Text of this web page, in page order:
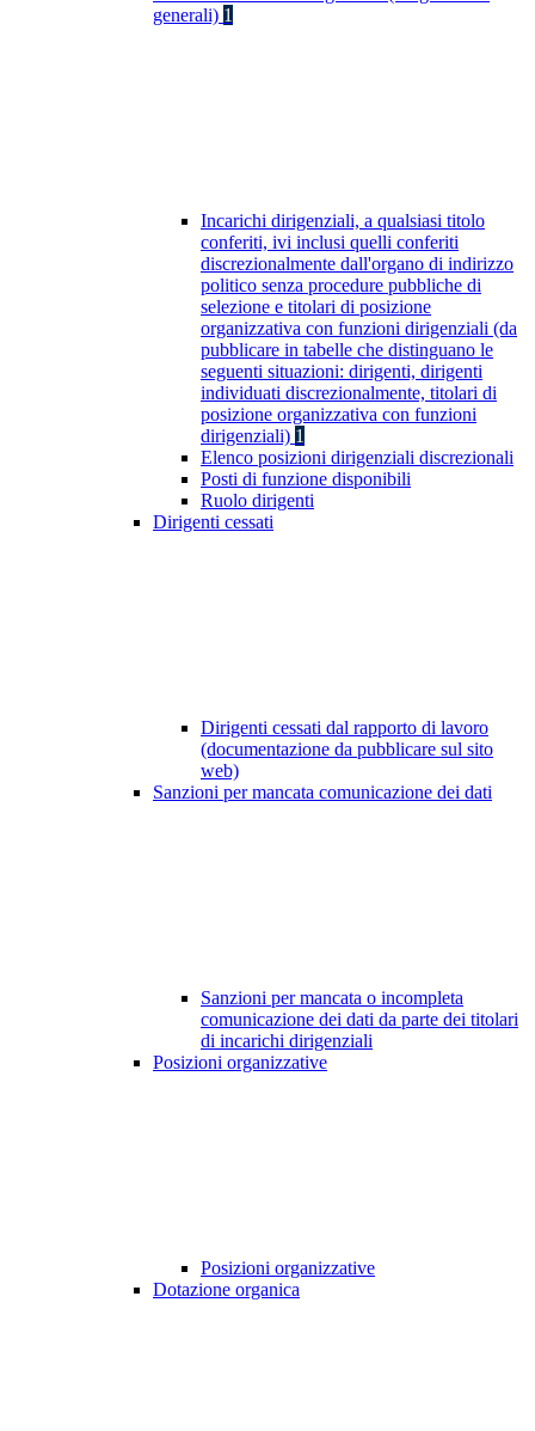
generali) 1
Incarichi dirigenziali, a qualsiasi titolo
conferiti, ivi inclusi quelli conferiti
discrezionalmente dall'organo di indirizzo
politico senza procedure pubbliche di
selezione e titolari di posizione
organizzativa con funzioni dirigenziali (da
pubblicare in tabelle che distinguano le
seguenti situazioni: dirigenti, dirigenti
individuati discrezionalmente, titolari di
posizione organizzativa con funzioni
dirigenziali) 1
Elenco posizioni dirigenziali discrezionali
Posti di funzione disponibili
Ruolo dirigenti
Dirigenti cessati
Dirigenti cessati dal rapporto di lavoro
(documentazione da pubblicare sul sito
web)
Sanzioni per mancata comunicazione dei dati
Sanzioni per mancata o incompleta
comunicazione dei dati da parte dei titolari
di incarichi dirigenziali
Posizioni organizzative
Posizioni organizzative
Dotazione organica